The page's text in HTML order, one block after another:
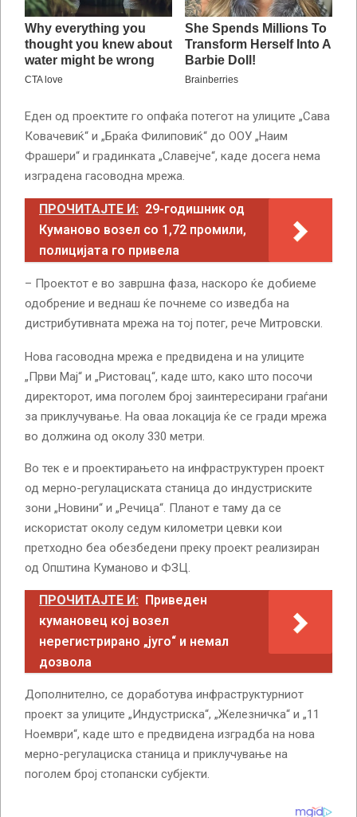
Еден од проектите го опфаќа потегот на улиците „Сава
Ковачевиќ“ и „Браќа Филиповиќ“ до ООУ „Наим
Фрашери“ и градинката „Славејче“, каде досега нема
изградена гасоводна мрежа.
ПРОЧИТАЈТЕ И: 29-годишник од
Куманово возел со 1,72 промили,
полицијата го привела
– Проектот е во завршна фаза, наскоро ќе добиеме
одобрение и веднаш ќе почнеме со изведба на
дистрибутивната мрежа на тој потег, рече Митровски.
Нова гасоводна мрежа е предвидена и на улиците
„Први Мај“ и „Ристовац“, каде што, како што посочи
директорот, има поголем број заинтересирани граѓани
за приклучување. На оваа локација ќе се гради мрежа
во должина од околу 330 метри.
Во тек е и проектирањето на инфраструктурен проект
од мерно-регулациската станица до индустриските
зони „Новини“ и „Речица“. Планот е таму да се
искористат околу седум километри цевки кои
претходно беа обезбедени преку проект реализиран
од Општина Куманово и ФЗЦ.
ПРОЧИТАЈТЕ И:
Приведен
кумановец кој возел
нерегистрирано „југо“ и немал
дозвола
Дополнително, се доработува инфраструктурниот
проект за улиците „Индустриска“, „Железничка“ и „11
Ноември“, каде што е предвидена изградба на нова
мерно-регулациска станица и приклучување на
поголем број стопански субјекти.